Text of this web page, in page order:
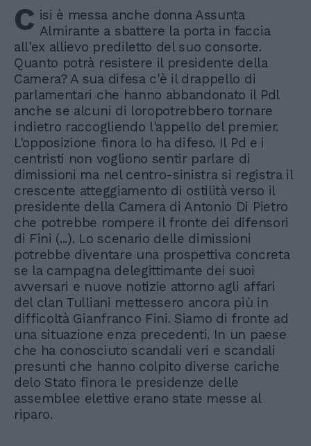
C isi è messa anche donna Assunta
Almirante a sbattere la porta in faccia
all'ex allievo prediletto del suo consorte.
Quanto potrà resistere il presidente della
Camera? A sua difesa c'è il drappello di
parlamentari che hanno abbandonato il Pdl
anche se alcuni di loropotrebbero tornare
indietro raccogliendo l'appello del premier.
L'opposizione finora lo ha difeso. Il Pd e i
centristi non vogliono sentir parlare di
dimissioni ma nel centro-sinistra si registra il
crescente atteggiamento di ostilità verso il
presidente della Camera di Antonio Di Pietro
che potrebbe rompere il fronte dei difensori
di Fini (...). Lo scenario delle dimissioni
potrebbe diventare una prospettiva concreta
se la campagna delegittimante dei suoi
avversari e nuove notizie attorno agli affari
del clan Tulliani mettessero ancora più in
difficoltà Gianfranco Fini. Siamo di fronte ad
una situazione enza precedenti. In un paese
che ha conosciuto scandali veri e scandali
presunti che hanno colpito diverse cariche
delo Stato finora le presidenze delle
assemblee elettive erano state messe al
riparo.